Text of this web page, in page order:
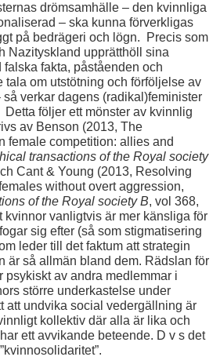
drömsamhälle – den kvinnliga
– ska kunna förverkligas
på bedrägeri och lögn. Precis som
Nazityskland upprätthöll sina
fakta, påståenden och
tala om utstötning och förföljelse av
verkar dagens (radikal)feminister
följer ett mönster av kvinnlig
av Benson (2013, The
female competition: allies and
transactions of the Royal society
Cant & Young (2013, Resolving
without overt aggression,
of the Royal society B, vol 368,
kvinnor vanligtvis är mer känsliga för
sig efter (så som stigmatisering
leder till det faktum att strategin
är så allmän bland dem. Rädslan för
psykiskt av andra medlemmar i
större underkastelse under
att undvika social vedergällning är
kollektiv där alla är lika och
ett avvikande beteende. D v s det